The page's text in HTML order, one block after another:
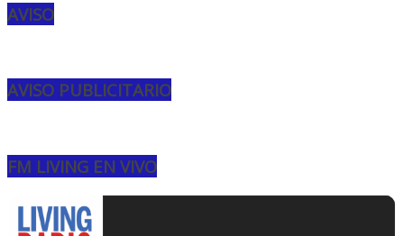
AVISO
AVISO PUBLICITARIO
FM LIVING EN VIVO